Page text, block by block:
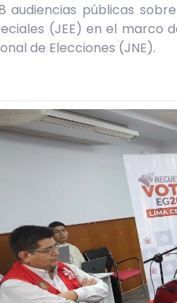
audiencias públicas
(JEE) en el marco
de Elecciones (JNE).